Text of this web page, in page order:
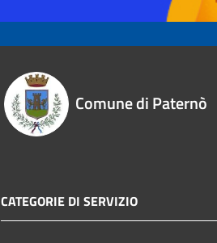
Comune di Paternò
CATEGORIE DI SERVIZIO